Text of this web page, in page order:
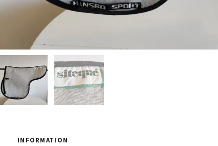
INFORMATION